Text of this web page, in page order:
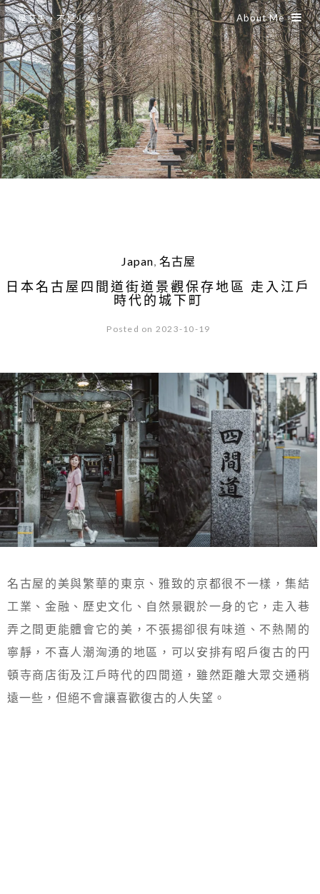
是艾思，不是火拳。 About Me
Japan, 名古屋
日本名古屋四間道街道景觀保存地區 走入江戶
時代的城下町
Posted on 2023-10-19
名古屋的美與繁華的東京、雅致的京都很不一樣，集結
工業、金融、歷史文化、自然景觀於一身的它，走入巷
弄之間更能體會它的美，不張揚卻很有味道、不熱鬧的
寧靜，不喜人潮洶湧的地區，可以安排有昭戶復古的円
頓寺商店街及江戶時代的四間道，雖然距離大眾交通稍
遠一些，但絕不會讓喜歡復古的人失望。